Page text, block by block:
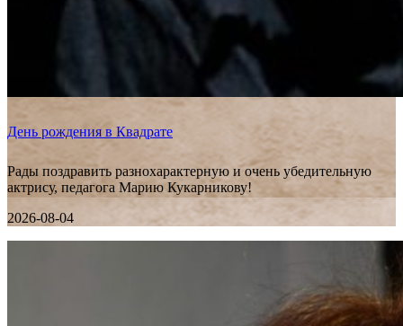
День рождения в Квадрате
Рады поздравить разнохарактерную и очень убедительную
актрису, педагога Марию Кукарникову!
2026-08-04